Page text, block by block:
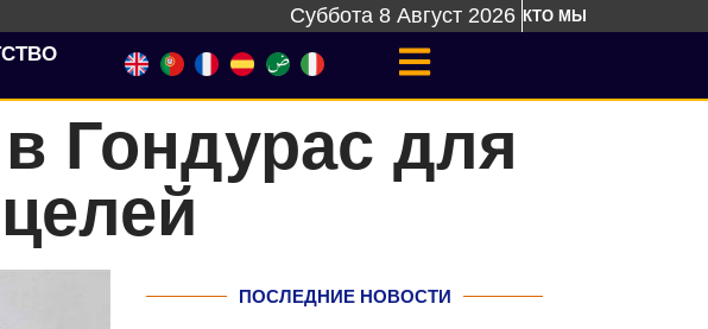
Суббота 8 Август 2026 КТО МЫ
Гондурас для
ПОСЛЕДНИЕ НОВОСТИ